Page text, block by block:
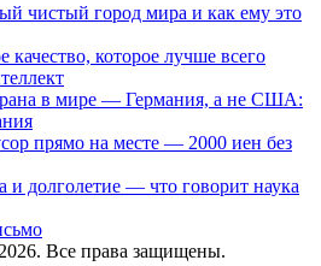
чистый город мира и как ему это
качество, которое лучше всего
в мире — Германия, а не США:
прямо на месте — 2000 иен без
и долголетие — что говорит наука
Все права защищены.